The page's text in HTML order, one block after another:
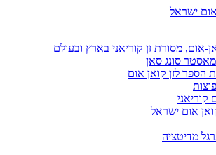
אום, מסורת זן קוריאני בארץ ובעולם
מאסטר סונג סאן
הספר לזן קואן אום
קוריאני
אום ישראל
מדיטציה